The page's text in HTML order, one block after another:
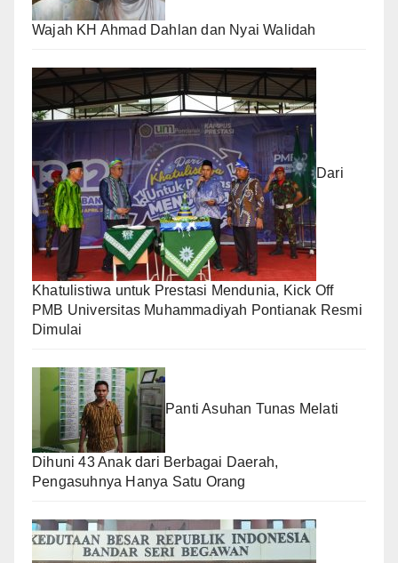
Wajah KH Ahmad Dahlan dan Nyai Walidah
Dari
Khatulistiwa untuk Prestasi Mendunia, Kick Off
PMB Universitas Muhammadiyah Pontianak Resmi
Dimulai
Panti Asuhan Tunas Melati
Dihuni 43 Anak dari Berbagai Daerah,
Pengasuhnya Hanya Satu Orang